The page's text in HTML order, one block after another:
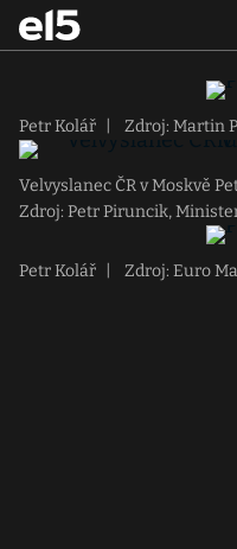
Petr Kolář Zdroj: Martin
Velvyslanec ČR v Moskvě
Zdroj: Petr Piruncik,
Petr Kolář Zdroj: Euro